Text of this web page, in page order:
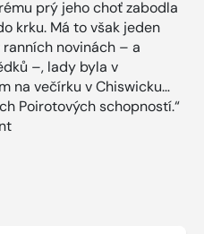
prý jeho choť zabodla
krku. Má to však jeden
novinách – a
–, lady byla v
na večírku v Chiswicku…
Poirotových schopností.“